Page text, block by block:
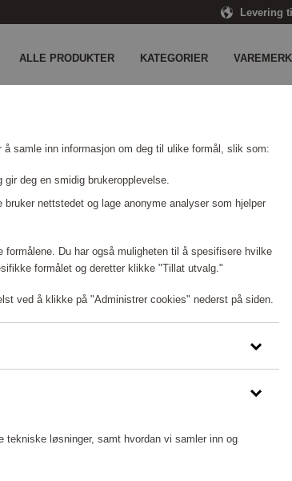
Levering
ALLE PRODUKTER KATEGORIER
samle inn informasjon om deg til ulike formål, slik som:
deg en smidig brukeropplevelse.
nettstedet og lage anonyme analyser som hjelper
Du har også muligheten til å spesifisere hvilke
formålet og deretter klikke "Tillat utvalg."
ved å klikke på "Administrer cookies" nederst på siden.
tekniske løsninger, samt hvordan vi samler inn og